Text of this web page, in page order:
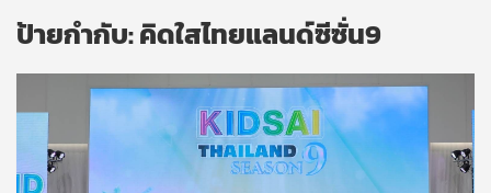
ป้ายกำกับ:คิดใสไทยแลนด์ซีซั่น9